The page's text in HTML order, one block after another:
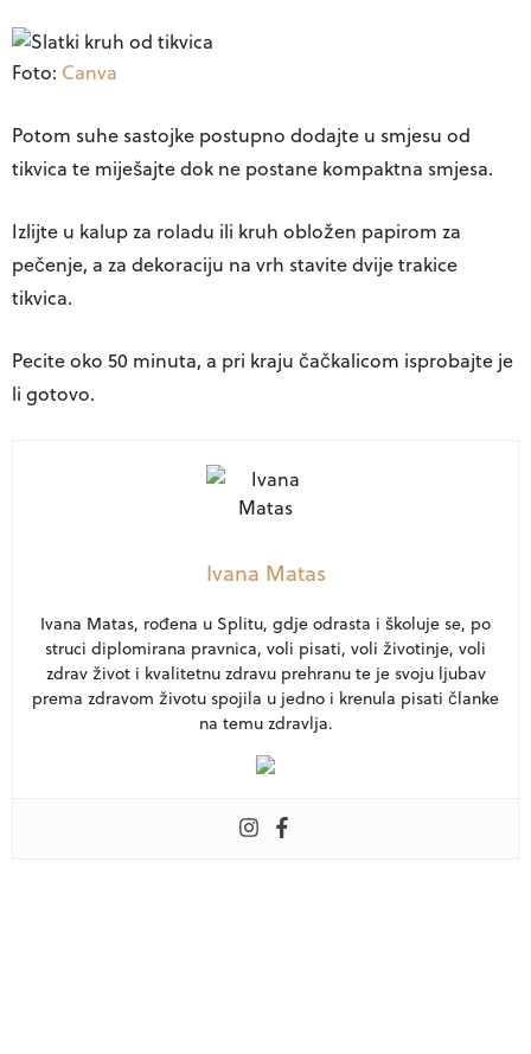
Foto: Canva
Potom suhe sastojke postupno dodajte u smjesu od
tikvica te miješajte dok ne postane kompaktna smjesa.
Izlijte u kalup za roladu ili kruh obložen papirom za
pečenje, a za dekoraciju na vrh stavite dvije trakice
tikvica.
Pecite oko 50 minuta, a pri kraju čačkalicom isprobajte je
li gotovo.
Ivana Matas
Ivana Matas, rođena u Splitu, gdje odrasta i školuje se, po
struci diplomirana pravnica, voli pisati, voli životinje, voli
zdrav život i kvalitetnu zdravu prehranu te je svoju ljubav
prema zdravom životu spojila u jedno i krenula pisati članke
na temu zdravlja.